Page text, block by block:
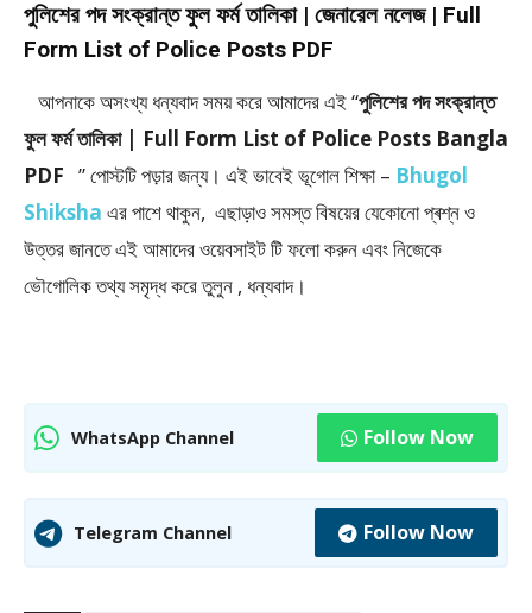
পুলিশের পদ সংক্রান্ত ফুল ফর্ম তালিকা | জেনারেল নলেজ | Full
Form List of Police Posts PDF
আপনাকে অসংখ্য ধন্যবাদ সময় করে আমাদের এই “পুলিশের পদ সংক্রান্ত
ফুল ফর্ম তালিকা | Full Form List of Police Posts Bangla
PDF ” পােস্টটি পড়ার জন্য। এই ভাবেই ভূগোল শিক্ষা – Bhugol
Shiksha এর পাশে থাকুন, এছাড়াও সমস্ত বিষয়ের যেকোনো প্ৰশ্ন ও
উত্তর জানতে এই আমাদের ওয়েবসাইট টি ফলাে করুন এবং নিজেকে
ভৌগােলিক তথ্য সমৃদ্ধ করে তুলুন , ধন্যবাদ।
WhatsApp Channel Follow Now
Telegram Channel Follow Now